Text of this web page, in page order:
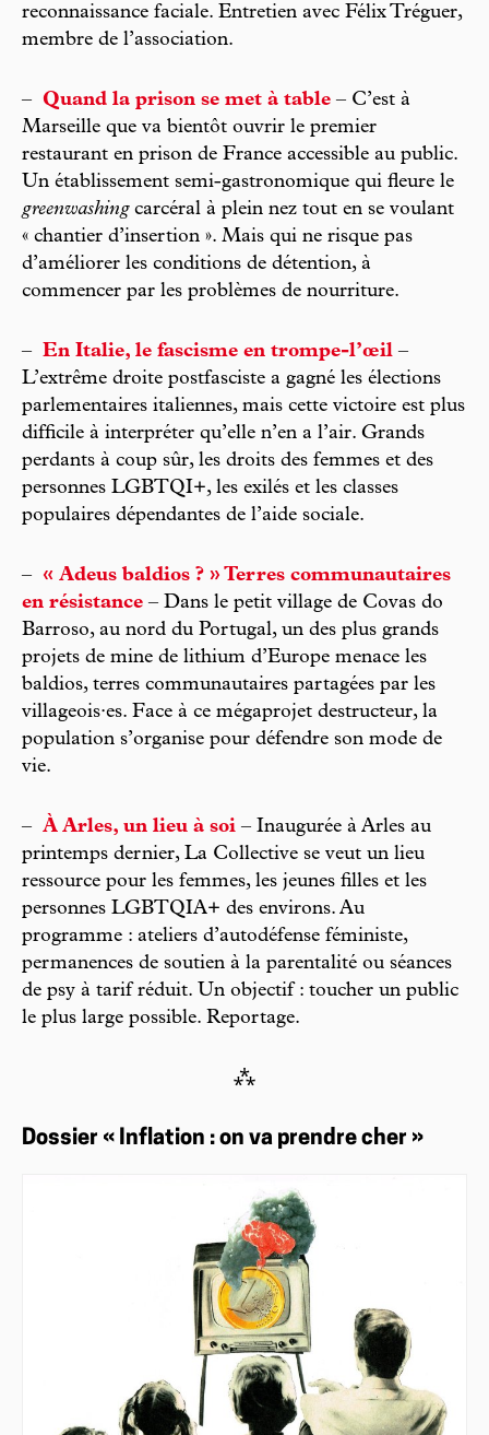
reconnaissance faciale. Entretien avec Félix Tréguer,
membre de l’association.
– Quand la prison se met à table – C’est à
Marseille que va bientôt ouvrir le premier
restaurant en prison de France accessible au public.
Un établissement semi-gastronomique qui fleure le
greenwashingcarcéral à plein nez tout en se voulant
« chantier d’insertion ». Mais qui ne risque pas
d’améliorer les conditions de détention, à
commencer par les problèmes de nourriture.
– En Italie, le fascisme en trompe-l’œil –
L’extrême droite postfasciste a gagné les élections
parlementaires italiennes, mais cette victoire est plus
difficile à interpréter qu’elle n’en a l’air. Grands
perdants à coup sûr, les droits des femmes et des
personnes LGBTQI+, les exilés et les classes
populaires dépendantes de l’aide sociale.
–
« Adeus baldios ? » Terres communautaires
en résistance – Dans le petit village de Covas do
Barroso, au nord du Portugal, un des plus grands
projets de mine de lithium d’Europe menace les
baldios, terres communautaires partagées par les
villageois·es. Face à ce mégaprojet destructeur, la
population s’organise pour défendre son mode de
vie.
– À Arles, un lieu à soi – Inaugurée à Arles au
printemps dernier, La Collective se veut un lieu
ressource pour les femmes, les jeunes filles et les
personnes LGBTQIA+ des environs. Au
programme : ateliers d’autodéfense féministe,
permanences de soutien à la parentalité ou séances
de psy à tarif réduit. Un objectif : toucher un public
le plus large possible. Reportage.
⁂
Dossier « Inflation : on va prendre cher »